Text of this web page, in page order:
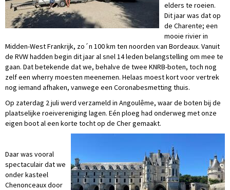
elders te roeien.
Dit jaar was dat op
de Charente; een
mooie rivier in
Midden-West Frankrijk, zo´n 100 km ten noorden van Bordeaux. Vanuit
de RVW hadden begin dit jaar al snel 14 leden belangstelling om mee te
gaan. Dat betekende dat we, behalve de twee KNRB-boten, toch nog
zelf een wherry moesten meenemen. Helaas moest kort voor vertrek
nog iemand afhaken, vanwege een Coronabesmetting thuis.
Op zaterdag 2 juli werd verzameld in Angoulême, waar de boten bij de
plaatselijke roeivereniging lagen. Eén ploeg had onderweg met onze
eigen boot al een korte tocht op de Cher gemaakt.
Daar was vooral
spectaculair dat we
onder kasteel
Chenonceaux door